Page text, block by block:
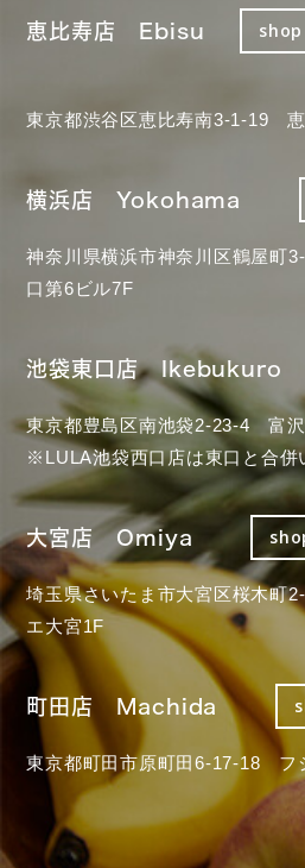
恵比寿店 Ebisu
東京都渋谷区恵比寿南3-1-19
横浜店 Yokohama
神奈川県横浜市神奈川区鶴屋町
口第6ビル7F
池袋東口店 Ikebukuro
東京都豊島区南池袋2-23-4 富
※LULA池袋西口店は東口と合併
大宮店 Omiya
埼玉県さいたま市大宮区桜木町
エ大宮1F
町田店 Machida
東京都町田市原町田6-17-18